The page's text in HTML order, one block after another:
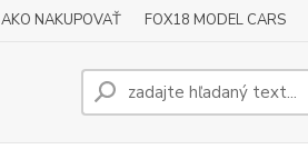
AKO NAKUPOVAŤ FOX18 MODEL CARS